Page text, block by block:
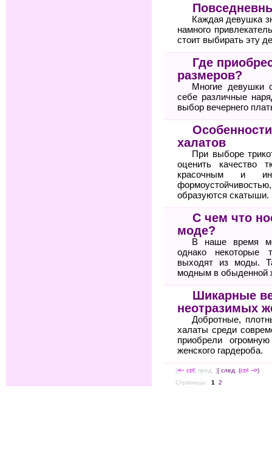
Каждая девушка
намного
стоит выбирать эту
Где
размеров?
Многие девушки
себе различные
выбор вечернего
халатов
При выборе
оценить качество
красочным и
образуются скатыши.
С чем что
моде?
В наше время
однако некоторые
выходят из моды.
модным в обыденной
Шикарные
неотразимых
Добротные,
халаты среди
приобрели
женского гардероба.
(<-- ctrl) пред. ][ след. (ctrl --> )
Страницы:
1 2